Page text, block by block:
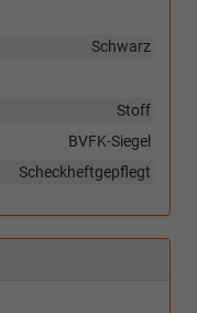
Schwarz
Stoff
BVFK-Siegel
Scheckheftgepflegt